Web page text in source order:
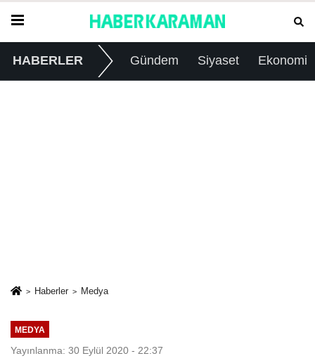
HABERLER Gündem Siyaset Ekonomi
Haberler Medya
MEDYA
Yayınlanma: 30 Eylül 2020 - 22:37